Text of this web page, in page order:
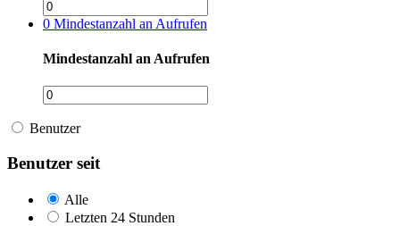
0 Mindestanzahl an Aufrufen
Mindestanzahl an Aufrufen
Benutzer
Benutzer seit
Alle
Letzten 24 Stunden